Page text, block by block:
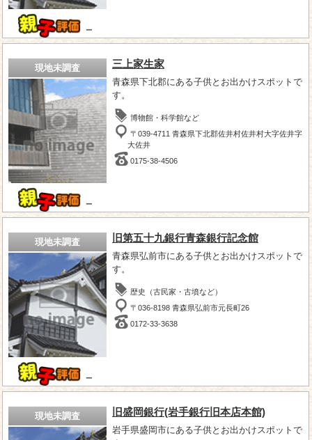
－
現地未調査
－
三上家生家
青森県下北郡にある子供とお出かけスポットで
す。
博物館・科学館など
〒039-4711 青森県下北郡佐井村佐井村大字佐井字
大佐井
0175-38-4506
現地未調査
－
旧第五十九銀行青森銀行記念館
青森県弘前市にある子供とお出かけスポットで
す。
歴史（古民家・古墳など）
〒036-8198 青森県弘前市元長町26
0172-33-3638
現地未調査 旧盛岡銀行(岩手銀行旧本店本館)
岩手県盛岡市にある子供とお出かけスポットで